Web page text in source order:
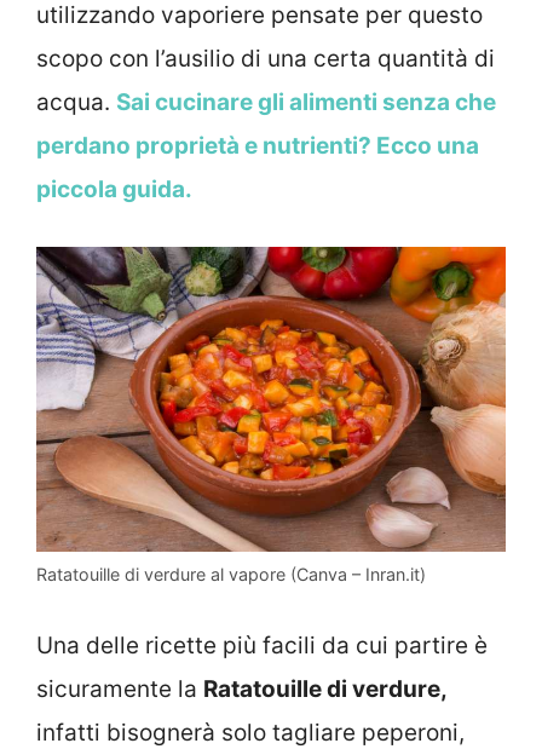
utilizzando vaporiere pensate per questo
scopo con l’ausilio di una certa quantità di
acqua. Sai cucinare gli alimenti senza che
perdano proprietà e nutrienti? Ecco una
piccola guida.
Ratatouille di verdure al vapore (Canva – Inran.it)
Una delle ricette più facili da cui partire è
sicuramente la Ratatouille di verdure,
infatti bisognerà solo tagliare peperoni,